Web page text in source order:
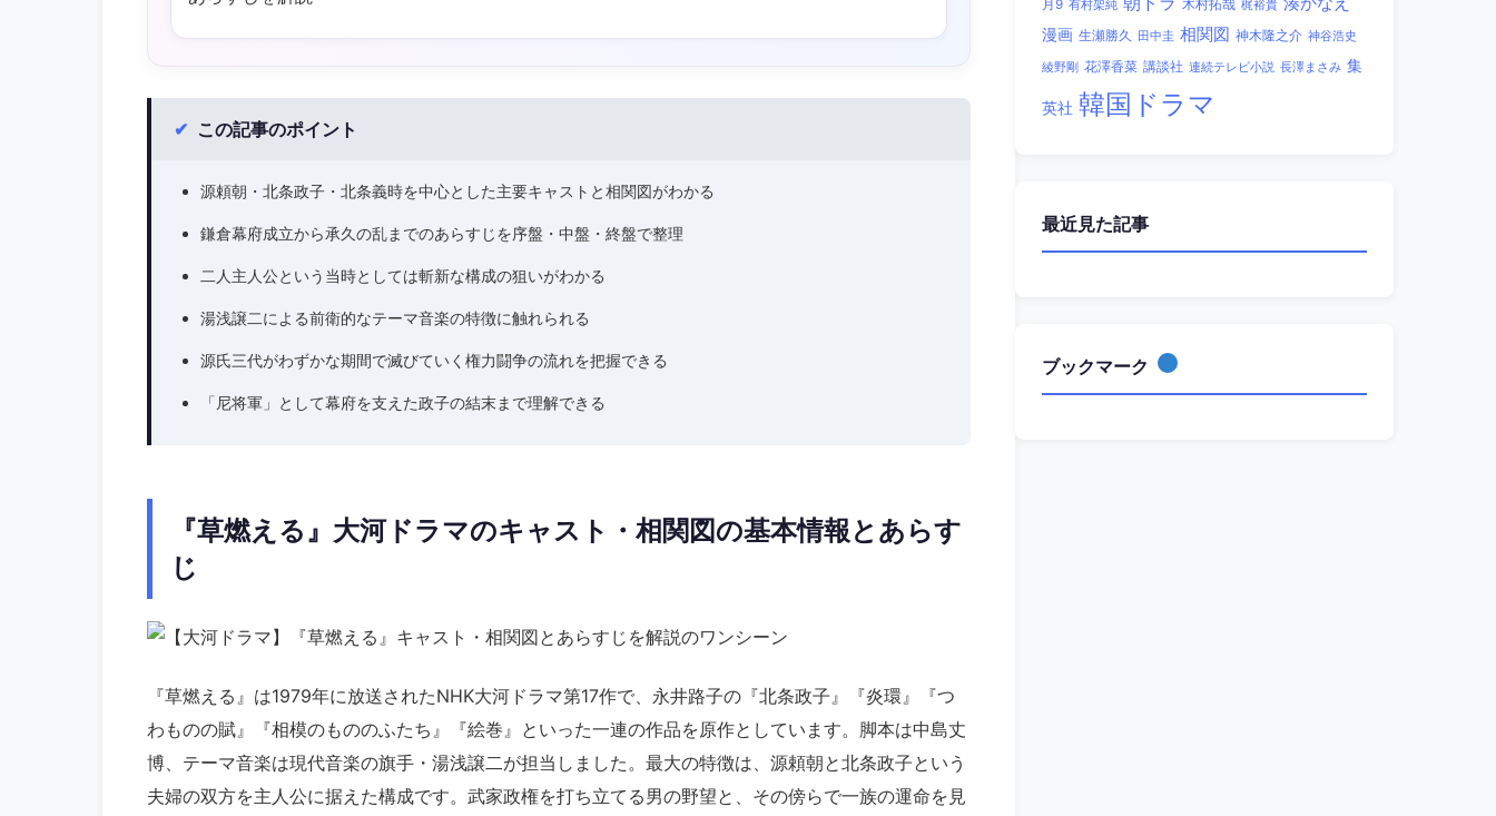
✔ この記事のポイント
源頼朝・北条政子・北条義時を中心とした主要キャストと相関図がわかる
鎌倉幕府成立から承久の乱までのあらすじを序盤・中盤・終盤で整理
二人主人公という当時としては斬新な構成の狙いがわかる
湯浅譲二による前衛的なテーマ音楽の特徴に触れられる
源氏三代がわずかな期間で滅びていく権力闘争の流れを把握できる
「尼将軍」として幕府を支えた政子の結末まで理解できる
『草燃える』大河ドラマのキャスト・相関図の基本情報とあらす
じ
『草燃える』は1979年に放送されたNHK大河ドラマ第17作で、永井路子の『北条政子』『炎環』『つ
わものの賦』『相模のもののふたち』『絵巻』といった一連の作品を原作としています。脚本は中島丈
博、テーマ音楽は現代音楽の旗手・湯浅譲二が担当しました。最大の特徴は、源頼朝と北条政子という
夫婦の双方を主人公に据えた構成です。武家政権を打ち立てる男の野望と、その傍らで一族の運命を見
月9 有村架純 木村拓哉 梶裕貴
漫画 生瀬勝久 田中圭 相関図 神木隆之介 神谷浩史
綾野剛 花澤香菜 講談社 連続テレビ小説 長澤まさみ 集
英社 韓国ドラマ
最近見た記事
ブックマーク